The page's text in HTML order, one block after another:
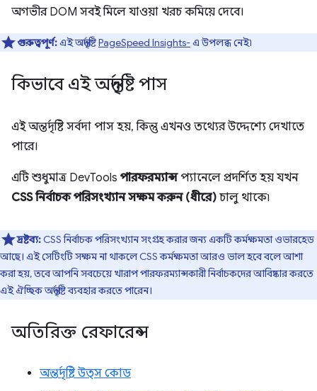
অগভীর DOM সবই মিলে যাওয়া খরচ কমিয়ে দেবে।
গুরুত্বপূর্ণ:এই অন্তর্দৃষ্টিPageSpeed ​​Insights-এ উপলব্ধ নেই৷
কিভাবে এই অন্তর্দৃষ্টি পাস
এই অন্তর্দৃষ্টি সর্বদা পাস হয়, কিন্তু এখনও তথ্যের উদ্দেশ্যে দেখাতে
পারে।
এটি শুধুমাত্র DevTools পারফরম্যান্সপ্যানেলে প্রদর্শিত হয় যখন
CSS নির্বাচক পরিসংখ্যান সক্ষম করুন (ধীরে) চালু থাকে৷
দ্রষ্টব্য: CSS নির্বাচক পরিসংখ্যান সংগ্রহ করার জন্য একটি কর্মক্ষমতা ওভারহেড
আছে। এই সেটিংটি সক্ষম না থাকলে CSS কর্মক্ষমতা আরও ভাল হবে বলে আশা
করা হয়, তবে আপনি সবচেয়ে খারাপ পারফরম্যান্সকারী নির্বাচকদের আবিষ্কার করতে
এই ঐচ্ছিক অন্তর্দৃষ্টি ব্যবহার করতে পারেন।
অতিরিক্ত রেফারেন্স
অন্তর্দৃষ্টি উত্স কোড